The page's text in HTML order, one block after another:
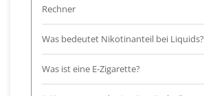
Rechner
Was bedeutet Nikotinanteil bei Liquids?
Was ist eine E-Zigarette?